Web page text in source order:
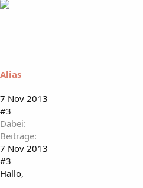
Alias
7 Nov 2013
#3
Dabei
Beiträge
7 Nov 2013
#3
Hallo,